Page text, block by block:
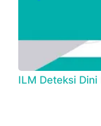
ILM Deteksi